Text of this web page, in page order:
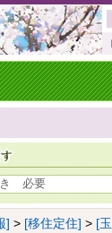
] > [移住定住] > [